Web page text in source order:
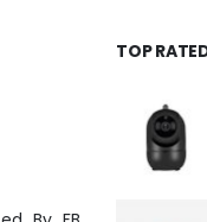
TOP